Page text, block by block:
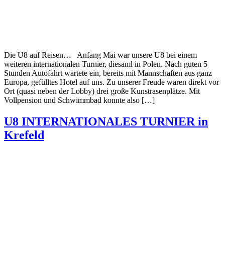
Die U8 auf Reisen… Anfang Mai war unsere U8 bei einem
weiteren internationalen Turnier, diesaml in Polen. Nach guten 5
Stunden Autofahrt wartete ein, bereits mit Mannschaften aus ganz
Europa, gefülltes Hotel auf uns. Zu unserer Freude waren direkt vor
Ort (quasi neben der Lobby) drei große Kunstrasenplätze. Mit
Vollpension und Schwimmbad konnte also […]
U8 INTERNATIONALES TURNIER in
Krefeld